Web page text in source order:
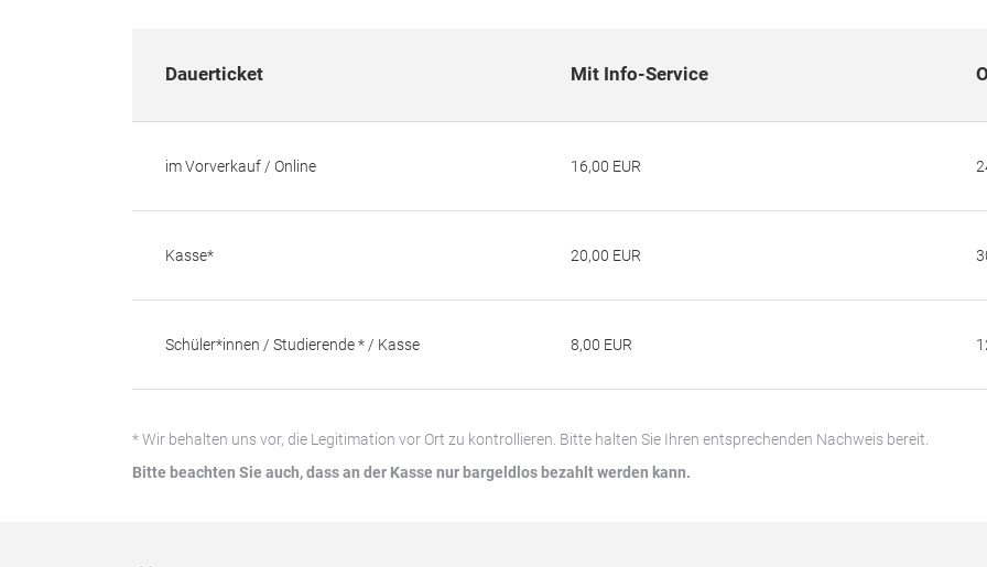
Dauerticket Mit Info-Service
im Vorverkauf / Online 16,00 EUR
Kasse* 20,00 EUR
Schüler*innen / Studierende * / Kasse 8,00 EUR
* Wir behalten uns vor, die Legitimation vor Ort zu kontrollieren. Bitte halten Sie Ihren entsprechenden Nachweis bereit.
Bitte beachten Sie auch, dass an der Kasse nur bargeldlos bezahlt werden kann.